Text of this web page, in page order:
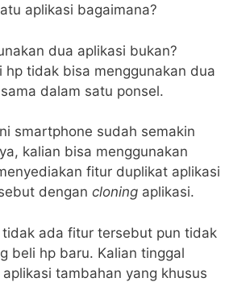
aplikasi bagaimana?
dua aplikasi bukan?
hp tidak bisa menggunakan dua
dalam satu ponsel.
smartphone sudah semakin
kalian bisa menggunakan
fitur duplikat aplikasi
dengan cloning aplikasi.
tidak ada fitur tersebut pun tidak
beli hp baru. Kalian tinggal
tambahan yang khusus